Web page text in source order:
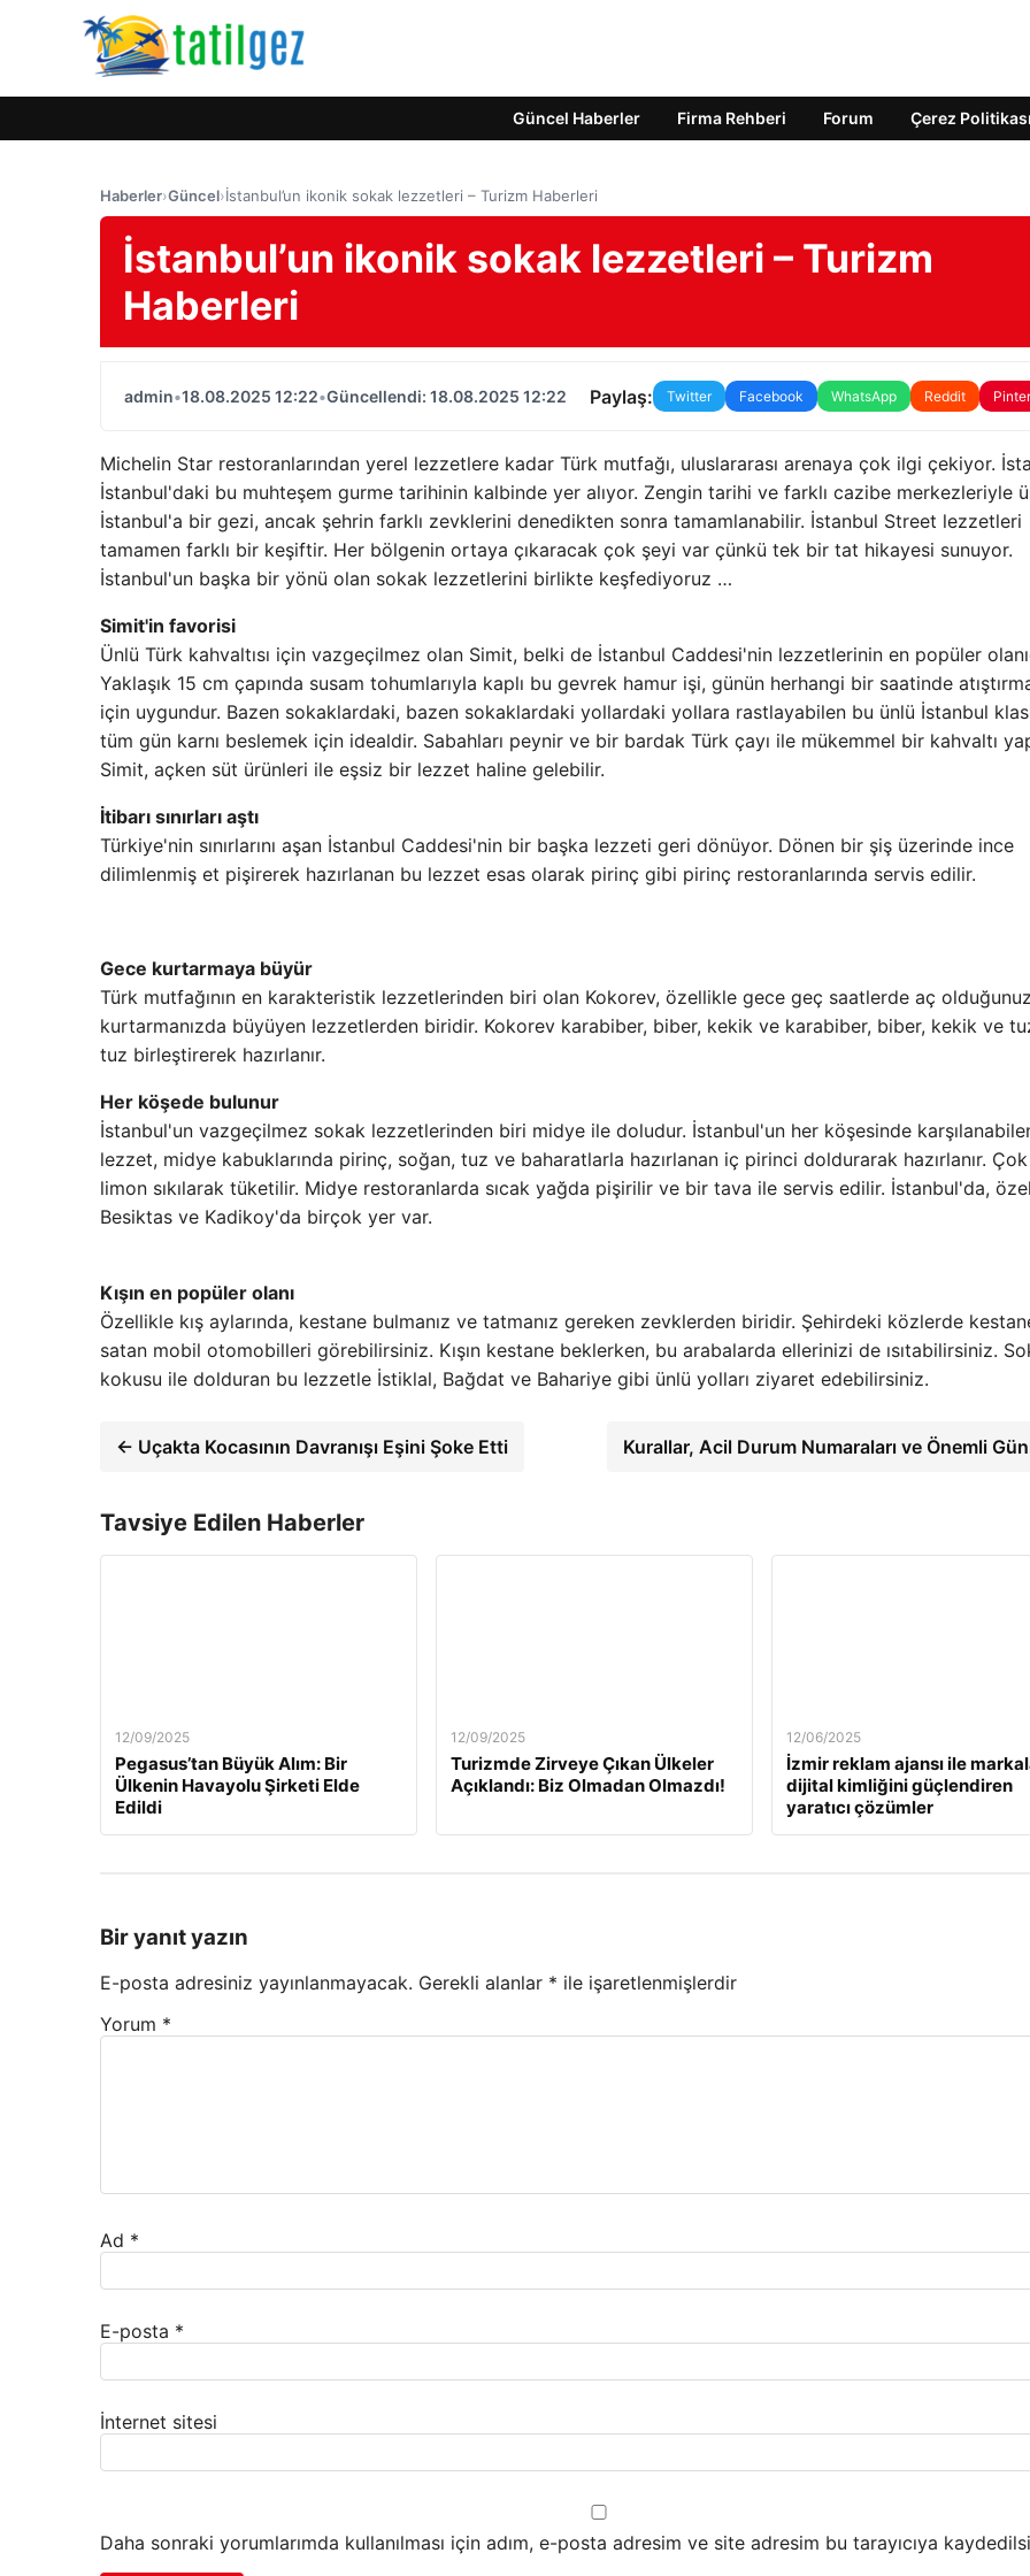
Güncel Haberler Firma Rehberi Forum Çerez Politikası
Haberler›Güncel›İstanbul’un ikonik sokak lezzetleri – Turizm Haberleri
İstanbul’un ikonik sokak lezzetleri – Turizm
Haberleri
admin•18.08.2025 12:22•Güncellendi: 18.08.2025 12:22 Paylaş: Twitter Facebook WhatsApp Reddit
Michelin Star restoranlarından yerel lezzetlere kadar Türk mutfağı, uluslararası arenaya çok ilgi çekiyor.
İstanbul'daki bu muhteşem gurme tarihinin kalbinde yer alıyor. Zengin tarihi ve farklı cazibe merkezleriyle
İstanbul'a bir gezi, ancak şehrin farklı zevklerini denedikten sonra tamamlanabilir. İstanbul Street lezzetleri
tamamen farklı bir keşiftir. Her bölgenin ortaya çıkaracak çok şeyi var çünkü tek bir tat hikayesi sunuyor.
İstanbul'un başka bir yönü olan sokak lezzetlerini birlikte keşfediyoruz …
Simit'in favorisi
Ünlü Türk kahvaltısı için vazgeçilmez olan Simit, belki de İstanbul Caddesi'nin lezzetlerinin en popüler
Yaklaşık 15 cm çapında susam tohumlarıyla kaplı bu gevrek hamur işi, günün herhangi bir saatinde
için uygundur. Bazen sokaklardaki, bazen sokaklardaki yollardaki yollara rastlayabilen bu ünlü İstanbul
tüm gün karnı beslemek için idealdir. Sabahları peynir ve bir bardak Türk çayı ile mükemmel bir kahvaltı
Simit, açken süt ürünleri ile eşsiz bir lezzet haline gelebilir.
İtibarı sınırları aştı
Türkiye'nin sınırlarını aşan İstanbul Caddesi'nin bir başka lezzeti geri dönüyor. Dönen bir şiş üzerinde ince
dilimlenmiş et pişirerek hazırlanan bu lezzet esas olarak pirinç gibi pirinç restoranlarında servis edilir.
Gece kurtarmaya büyür
Türk mutfağının en karakteristik lezzetlerinden biri olan Kokorev, özellikle gece geç saatlerde aç
kurtarmanızda büyüyen lezzetlerden biridir. Kokorev karabiber, biber, kekik ve karabiber, biber, kekik ve
tuz birleştirerek hazırlanır.
Her köşede bulunur
İstanbul'un vazgeçilmez sokak lezzetlerinden biri midye ile doludur. İstanbul'un her köşesinde
lezzet, midye kabuklarında pirinç, soğan, tuz ve baharatlarla hazırlanan iç pirinci doldurarak hazırlanır.
limon sıkılarak tüketilir. Midye restoranlarda sıcak yağda pişirilir ve bir tava ile servis edilir. İstanbul'da,
Besiktas ve Kadikoy'da birçok yer var.
Kışın en popüler olanı
Özellikle kış aylarında, kestane bulmanız ve tatmanız gereken zevklerden biridir. Şehirdeki közlerde
satan mobil otomobilleri görebilirsiniz. Kışın kestane beklerken, bu arabalarda ellerinizi de ısıtabilirsiniz.
kokusu ile dolduran bu lezzetle İstiklal, Bağdat ve Bahariye gibi ünlü yolları ziyaret edebilirsiniz.
← Uçakta Kocasının Davranışı Eşini Şoke Etti Kurallar, Acil Durum Numaraları ve Önemli
Tavsiye Edilen Haberler
12/09/2025
Pegasus’tan Büyük Alım: Bir
Ülkenin Havayolu Şirketi Elde
Edildi
12/09/2025
Turizmde Zirveye Çıkan Ülkeler
Açıklandı: Biz Olmadan Olmazdı!
12/06/2025
İzmir reklam ajansı ile
dijital kimliğini güçlendiren
yaratıcı çözümler
Bir yanıt yazın
E-posta adresiniz yayınlanmayacak. Gerekli alanlar * ile işaretlenmişlerdir
Yorum *
Ad *
E-posta *
İnternet sitesi
Daha sonraki yorumlarımda kullanılması için adım, e-posta adresim ve site adresim bu tarayıcıya